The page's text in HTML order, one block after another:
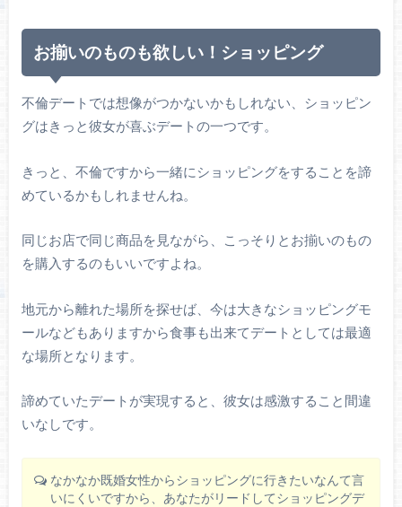
お揃いのものも欲しい！ショッピング
不倫デートでは想像がつかないかもしれない、ショッピン
グはきっと彼女が喜ぶデートの一つです。
きっと、不倫ですから一緒にショッピングをすることを諦
めているかもしれませんね。
同じお店で同じ商品を見ながら、こっそりとお揃いのもの
を購入するのもいいですよね。
地元から離れた場所を探せば、今は大きなショッピングモ
ールなどもありますから食事も出来てデートとしては最適
な場所となります。
諦めていたデートが実現すると、彼女は感激すること間違
いなしです。
なかなか既婚女性からショッピングに行きたいなんて言
いにくいですから、あなたがリードしてショッピングデ